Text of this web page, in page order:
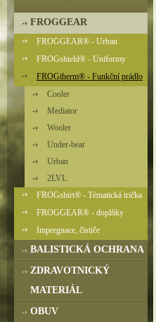
FROGGEAR
FROGGEAR® - Urban
FROGshield® - Uniformy
FROGtherm® - Funkční prádlo
Cooler
Mediator
Wooler
Under-bear
Urban
2LVL
FROGshirt® - Tématická trička
FROGGEAR® - doplňky
Impregnace, čističe
BALISTICKÁ OCHRANA
ZDRAVOTNICKÝ
MATERIÁL
OBUV